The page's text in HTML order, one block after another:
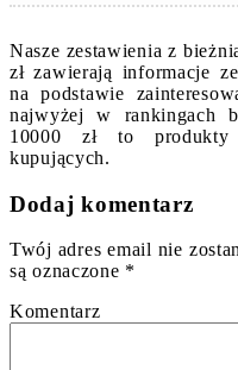
Nasze zestawienia z
zł zawierają informacje
na podstawie
najwyżej w rankingach
10000 zł to produkty
kupujących.
Dodaj komentarz
Twój adres email nie
są oznaczone *